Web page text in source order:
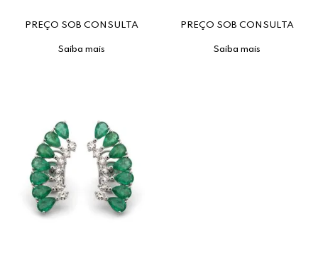
PREÇO SOB CONSULTA
Saiba mais
PREÇO SOB CONSULTA
Saiba mais